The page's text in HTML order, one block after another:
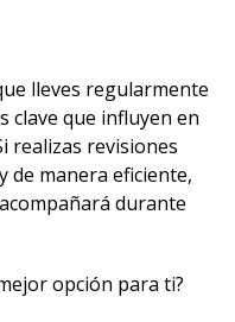
lleves regularmente
clave que influyen en
realizas revisiones
de manera eficiente,
durante
opción para ti?